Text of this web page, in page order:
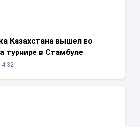
Казахстана вышел во
турнире в Стамбуле